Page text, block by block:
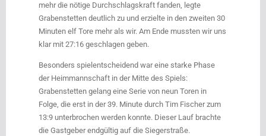
mehr die nötige Durchschlagskraft fanden, legte
Grabenstetten deutlich zu und erzielte in den zweiten 30
Minuten elf Tore mehr als wir. Am Ende mussten wir uns
klar mit 27:16 geschlagen geben.
Besonders spielentscheidend war eine starke Phase
der Heimmannschaft in der Mitte des Spiels:
Grabenstetten gelang eine Serie von neun Toren in
Folge, die erst in der 39. Minute durch Tim Fischer zum
13:9 unterbrochen werden konnte. Dieser Lauf brachte
die Gastgeber endgültig auf die Siegerstraße.